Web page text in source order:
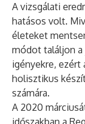
A vizsgálati
hatásos volt.
életeket
módot találjon
igényekre, ezért
holisztikus
számára.
A 2020
időszakban a